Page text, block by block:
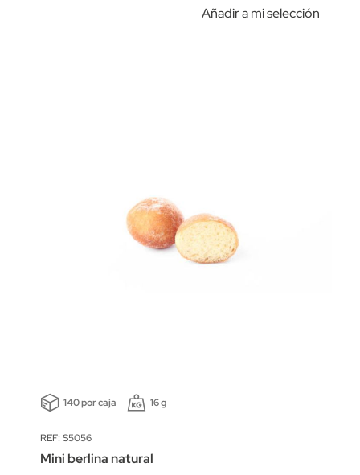
Añadir a mi selección
140 por caja 16 g
REF: S5056
Mini berlina natural